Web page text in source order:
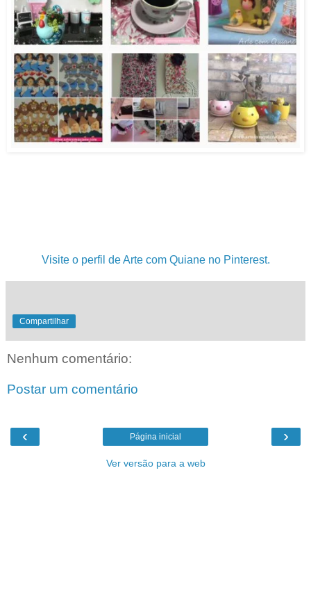
Visite o perfil de Arte com Quiane no Pinterest.
Compartilhar
Nenhum comentário:
Postar um comentário
‹ ›
Página inicial
Ver versão para a web